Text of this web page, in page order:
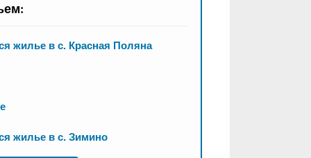
жилье в с. Красная Поляна
жилье в с. Зимино